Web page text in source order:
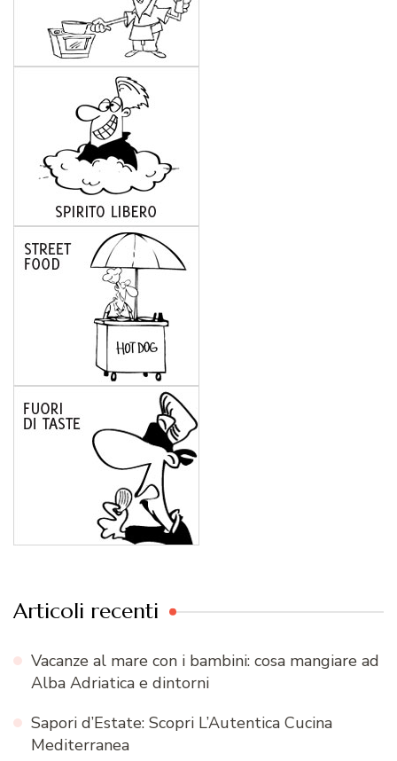
Articoli recenti
Vacanze al mare con i bambini: cosa mangiare ad
Alba Adriatica e dintorni
Sapori d’Estate: Scopri L’Autentica Cucina
Mediterranea